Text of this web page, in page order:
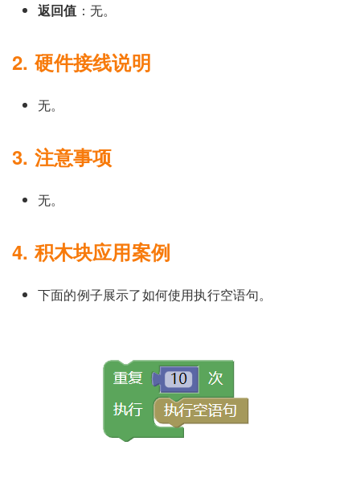
返回值 ：无。
2. 硬件接线说明
无。
3. 注意事项
无。
4. 积木块应用案例
下面的例子展示了如何使用执行空语句。